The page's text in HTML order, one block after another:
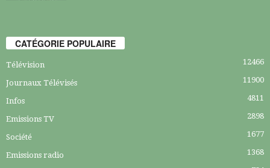
CATÉGORIE POPULAIRE
Télévision 12466
Journaux Télévisés 11900
Infos 4811
Emissions TV 2898
Société 1677
Emissions radio 1368